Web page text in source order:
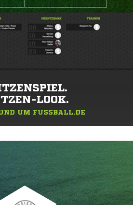
LOOK.
UM FUSSBALL.DE